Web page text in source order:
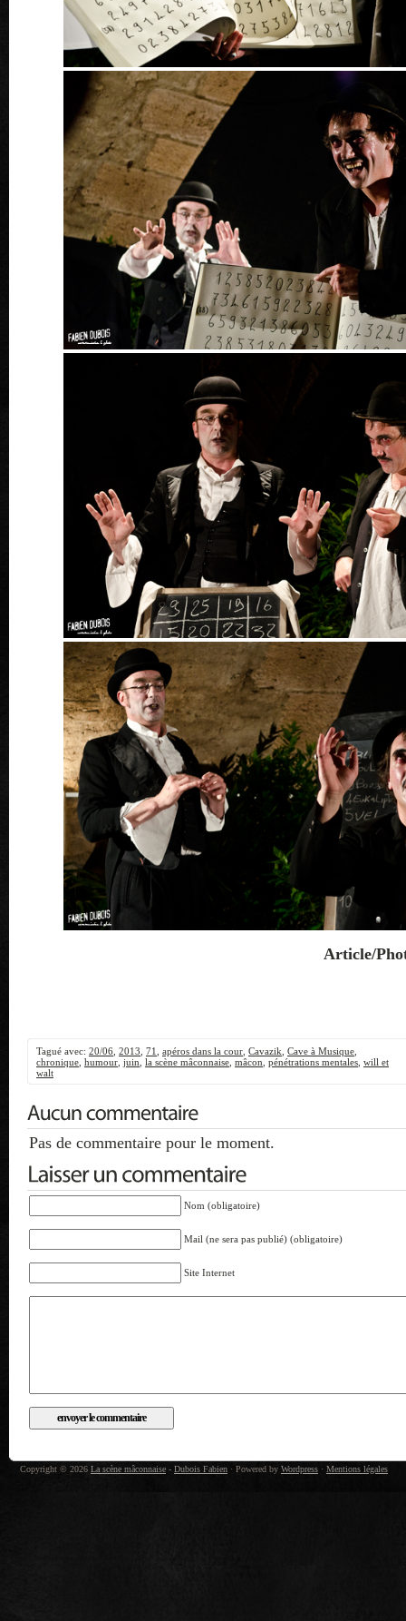
Article/
Tagué avec: 20/06 2013 71 apéros dans la cour Cavazik Cave à Musique
chronique humour juin la scène mâconnaise mâcon pénétrations mentales will et
walt
Pas de commentaire pour le moment.
Nom (obligatoire)
Mail (ne sera pas publié) (obligatoire)
Site Internet
Copyright © 2026 La scène mâconnaise - Dubois Fabien · Powered by Wordpress · Mentions légales